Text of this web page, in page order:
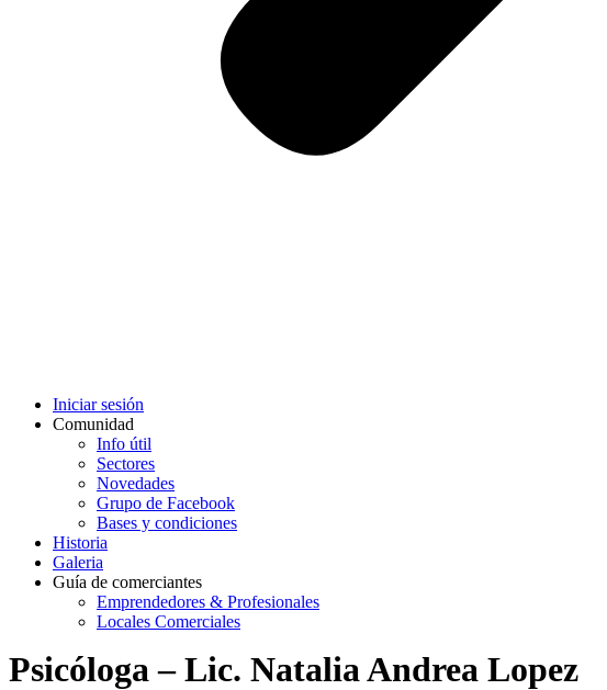
Iniciar sesión
Comunidad
Info útil
Sectores
Novedades
Grupo de Facebook
Bases y condiciones
Historia
Galeria
Guía de comerciantes
Emprendedores & Profesionales
Locales Comerciales
Psicóloga – Lic. Natalia Andrea Lopez